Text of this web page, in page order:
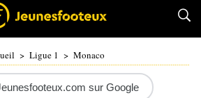
> Ligue 1 > Monaco
sur Google